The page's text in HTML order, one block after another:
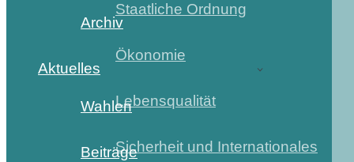
Staatliche Ordnung
Ökonomie
Lebensqualität
Sicherheit und Internationales
Archiv
Aktuelles
Wahlen
Beiträge